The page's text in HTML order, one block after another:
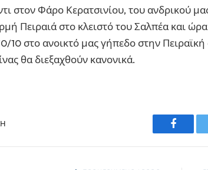
στον Φάρο Κερατσινίου, του ανδρικού
Πειραιά στο κλειστό του Σαλπέα και
10 στο ανοικτό μας γήπεδο στην
θα διεξαχθούν κανονικά.